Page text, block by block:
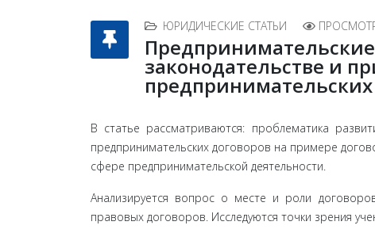
ЮРИДИЧЕСКИЕ СТАТЬИ
законодательстве и
предпринимательских
В статье рассматриваются: проблематика
предпринимательских договоров на примере
сфере предпринимательской деятельности.
Анализируется вопрос о месте и роли
правовых договоров. Исследуются точки зрения